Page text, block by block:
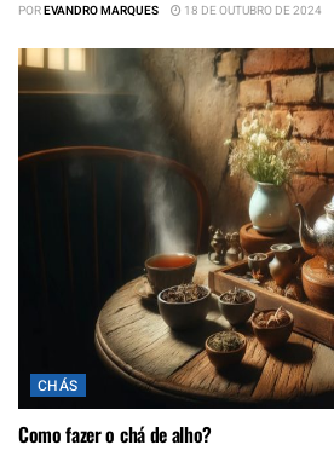
POREVANDRO MARQUES 18 DE OUTUBRO DE 2024
CHÁS
Como fazer o chá de alho?